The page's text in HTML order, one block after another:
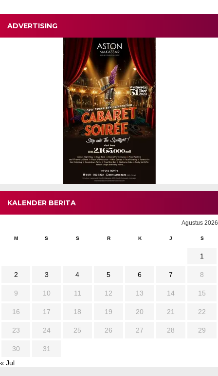
ADVERTISING
KALENDER BERITA
Agustus 2026
M S S R K J S
1
2 3 4 5 6 7 8
9 10 11 12 13 14 15
16 17 18 19 20 21 22
23 24 25 26 27 28 29
30
31
« Jul